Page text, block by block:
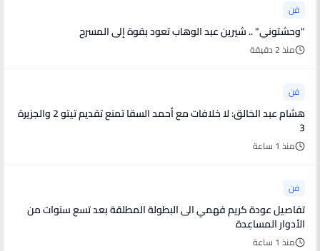
فن
"وحشتوني" .. شيرين عبد الوهاب تعود بقوة إلى المسرح
منذ 2 دقيقة
فن
هشام عبد الخالق: لا خلافات مع أحمد السقا تمنع تقديم تيتو 2 والجزيرة
3
منذ 1 ساعة
فن
تفاصيل عودة كريم فهمي الى البطولة المطلقة بعد تسع سنوات من
الأدوار المساعِدة
منذ 1 ساعة